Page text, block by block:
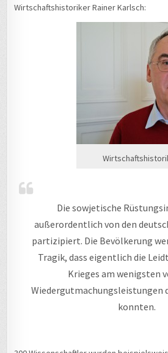
Wirtschaftshistoriker Rainer Karlsch:
Die sowjetische
außerordentlich von den
partizipiert. Die Bevölkerung
Tragik, dass eigentlich die
Krieges am wenigsten
Wiedergutmachungsleistungen
konnten.